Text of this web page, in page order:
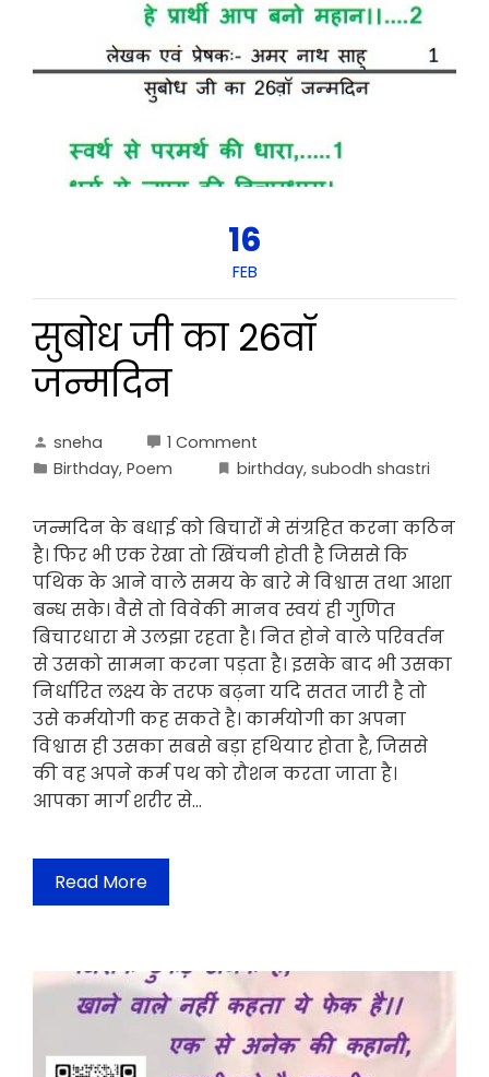
16
FEB
सुबोध जी का 26वॉ
जन्मदिन
sneha
1 Comment
Birthday, Poem birthday, subodh shastri
जन्मदिन के बधाई को बिचारोंं मे संग्रहित करना कठिन
है। फिर भी एक रेखा तो खिंचनी होती है जिससे कि
पथिक के आने वाले समय के बारे मे विश्वास तथा आशा
बन्ध सके। वैसे तो विवेकी मानव स्वयं ही गुणित
बिचारधारा मे उलझा रहता है। नित होने वाले परिवर्तन
से उसको सामना करना पड़ता है। इसके बाद भी उसका
निर्धारित लक्ष्य के तरफ बढ़ना यदि सतत जारी है तो
उसे कर्मयोगी कह सकते है। कार्मयोगी का अपना
विश्वास ही उसका सबसे बड़ा हथियार होता है, जिससे
की वह अपने कर्म पथ को रौशन करता जाता है।
आपका मार्ग शरीर से…
Read More